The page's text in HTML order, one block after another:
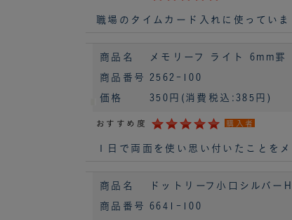
職場のタイムカード入れに使ってい
商品名 メモリーフ ライト 6mm
商品番号 2562-100
価格 350円 (消費税込:385円)
おすすめ度 購入者
１日で両面を使い思い付いたことを
商品名 ドットリーフ小口シルバー
商品番号 6641-100